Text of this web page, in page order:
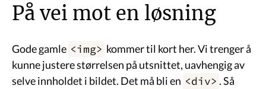
På vei mot en løsning
Gode gamle <img> kommer til kort her. Vi trenger å
kunne justere størrelsen på utsnittet, uavhengig av
selve innholdet i bildet. Det må bli en <div> . Så